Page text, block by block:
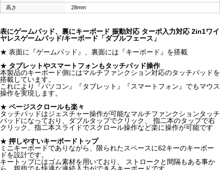
高さ
28mm
表にゲームパッド、裏にキーボード 振動対応 ターボ入力対応 2in1ワイ
ヤレスゲームパッド/キーボード「ダブルフェース」
★ 表面に『ゲームパッド』、裏面には『キーボード』を搭載
★ タブレットやスマートフォンもタッチパッド操作
本製品のキーボード側にはマルチファンクション対応のタッチパッドを
搭載しています。
これにより『パソコン』『タブレット』『スマートフォン』でもマウス
操作を実現します。
★ ページスクロールも楽々
タッチパッドはジェスチャー操作が可能なマルチファンクションタッチ
パッドになっており、ダブルタップでクリック、 指二本のタップで右
クリック、指二本スライドでスクロール操作など楽に操作が可能です
★ 押しやすいキーボードトップ
ミニキーボードでありながら、限られたスペースに62キーのキーボー
ドを設計です。
キートップにはゴム素材を用いており、 ストロークと間隔もある事か